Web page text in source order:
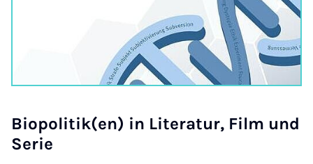
Bio­po­li­tik(en) in Li­te­ra­tur, Film und
Se­rie